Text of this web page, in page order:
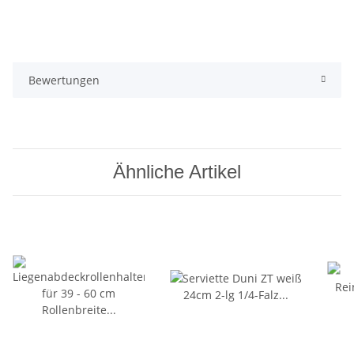
Bewertungen
Ähnliche Artikel